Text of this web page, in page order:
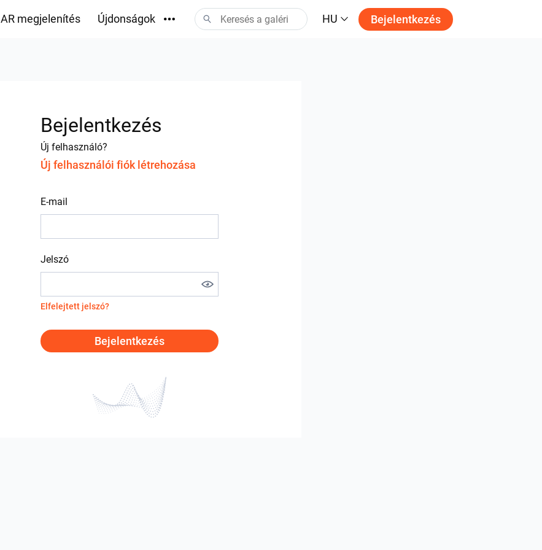
AR megjelenítés Újdonságok HU Bejelentkezés
Bejelentkezés
Új felhasználó?
Új felhasználói fiók létrehozása
E-mail
Jelszó
Elfelejtett jelszó?
Bejelentkezés